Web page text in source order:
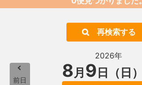
再検索する
前日
2026年
8月 9 日（日）